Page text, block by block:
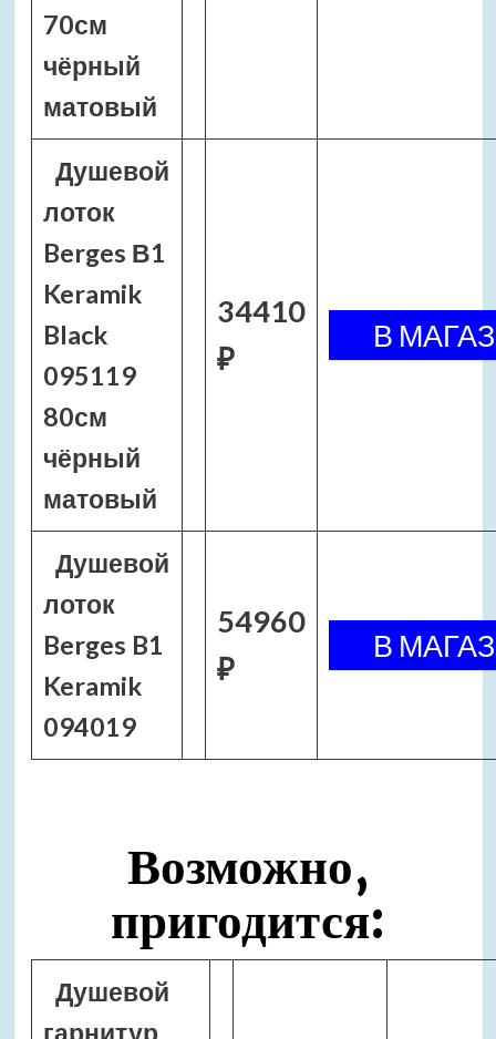
70см
чёрный
матовый
Душевой
лоток
Berges В1
Keramik
Black
095119
80см
чёрный
матовый
34410
₽
Душевой
лоток
Berges B1
Keramik
094019
54960
₽
Возможно,
пригодится:
Душевой
гарнитур